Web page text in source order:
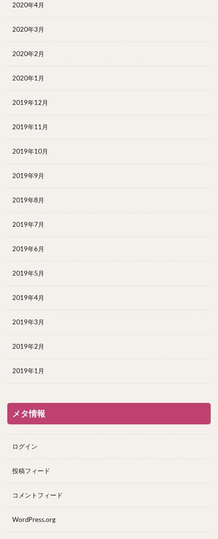
2020年4月
2020年3月
2020年2月
2020年1月
2019年12月
2019年11月
2019年10月
2019年9月
2019年8月
2019年7月
2019年6月
2019年5月
2019年4月
2019年3月
2019年2月
2019年1月
メタ情報
ログイン
投稿フィード
コメントフィード
WordPress.org